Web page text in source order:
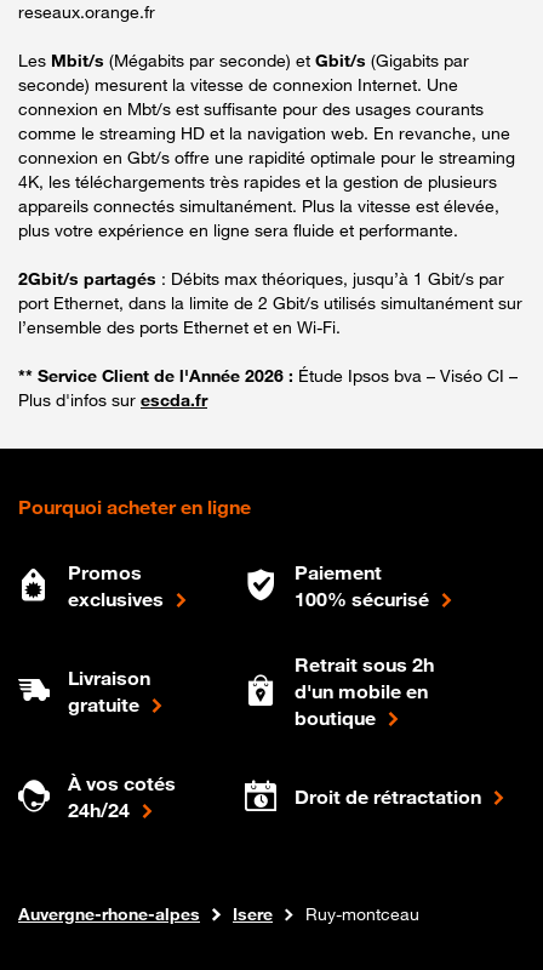
reseaux.orange.fr
Les Mbit/s (Mégabits par seconde) et Gbit/s (Gigabits par
seconde) mesurent la vitesse de connexion Internet. Une
connexion en Mbt/s est suffisante pour des usages courants
comme le streaming HD et la navigation web. En revanche, une
connexion en Gbt/s offre une rapidité optimale pour le streaming
4K, les téléchargements très rapides et la gestion de plusieurs
appareils connectés simultanément. Plus la vitesse est élevée,
plus votre expérience en ligne sera fluide et performante.
2Gbit/s partagés : Débits max théoriques, jusqu’à 1 Gbit/s par
port Ethernet, dans la limite de 2 Gbit/s utilisés simultanément sur
l’ensemble des ports Ethernet et en Wi-Fi.
** Service Client de l'Année 2026 : Étude Ipsos bva – Viséo CI –
Plus d'infos sur escda.fr
Pourquoi acheter en ligne
Promos
exclusives
Paiement
100% sécurisé
Livraison
gratuite
Retrait sous 2h
d'un mobile en
boutique
À vos cotés
24h/24
Droit de rétractation
Boutique Orange
Internet fibre
Auvergne-rhone-alpes Isere Ruy-montceau